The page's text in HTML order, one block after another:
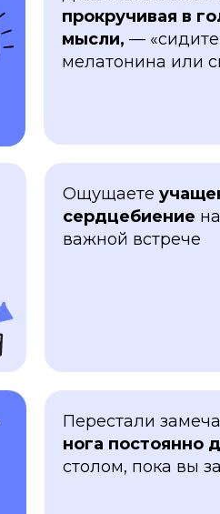
прокручивая в
мысли, —
мелатонина или
Ощущаете
сердцебиение
важной встрече
Перестали
нога постоянно
столом, пока вы